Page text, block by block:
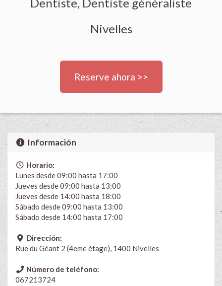
Nivelles
Reserve ahora >>
Información
Horario:
Lunes desde 09:00 hasta 17:00
Jueves desde 09:00 hasta 13:00
Jueves desde 14:00 hasta 18:00
Sábado desde 09:00 hasta 13:00
Sábado desde 14:00 hasta 17:00
Dirección:
Rue du Géant 2 (4eme étage), 1400 Nivelles
Número de teléfono:
067213724